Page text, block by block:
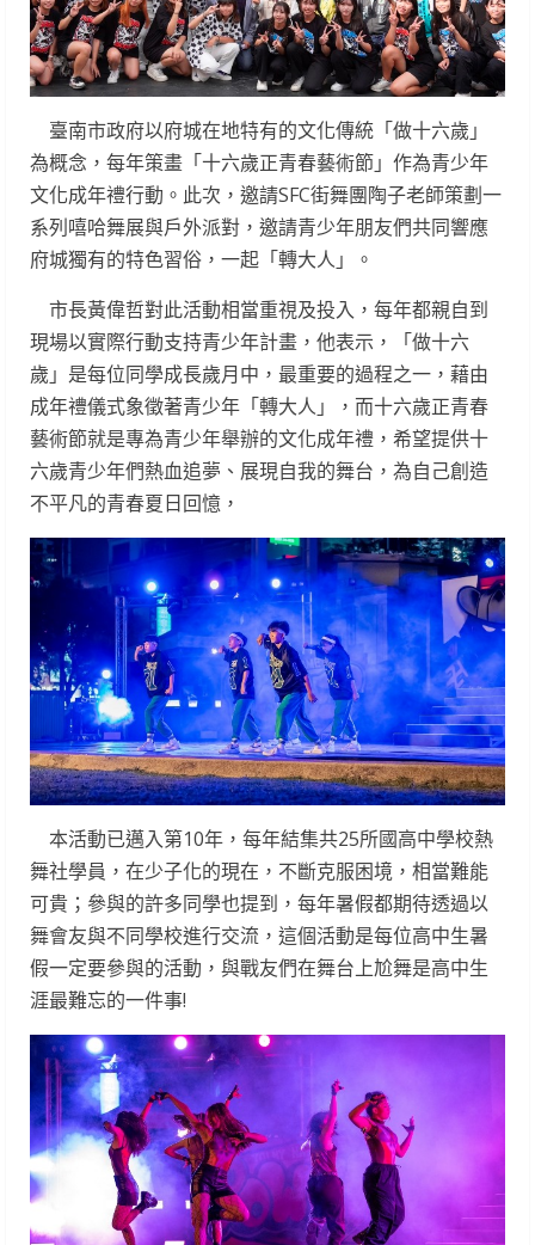
臺南市政府以府城在地特有的文化傳統「做十六歲」
為概念，每年策畫「十六歲正青春藝術節」作為青少年
文化成年禮行動。此次，邀請SFC街舞團陶子老師策劃一
系列嘻哈舞展與戶外派對，邀請青少年朋友們共同響應
府城獨有的特色習俗，一起「轉大人」。
市長黃偉哲對此活動相當重視及投入，每年都親自到
現場以實際行動支持青少年計畫，他表示，「做十六
歲」是每位同學成長歲月中，最重要的過程之一，藉由
成年禮儀式象徵著青少年「轉大人」，而十六歲正青春
藝術節就是專為青少年舉辦的文化成年禮，希望提供十
六歲青少年們熱血追夢、展現自我的舞台，為自己創造
不平凡的青春夏日回憶，
本活動已邁入第10年，每年結集共25所國高中學校熱
舞社學員，在少子化的現在，不斷克服困境，相當難能
可貴；參與的許多同學也提到，每年暑假都期待透過以
舞會友與不同學校進行交流，這個活動是每位高中生暑
假一定要參與的活動，與戰友們在舞台上尬舞是高中生
涯最難忘的一件事!